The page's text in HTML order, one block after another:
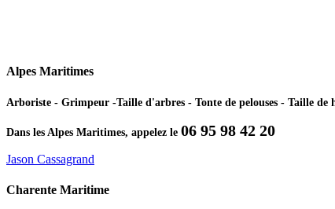
Alpes Maritimes
Arboriste - Grimpeur -Taille d'arbres - Tonte de pelouses - Taille de
Dans les Alpes Maritimes, appelez le 06 95 98 42 20
Jason Cassagrand
Charente Maritime